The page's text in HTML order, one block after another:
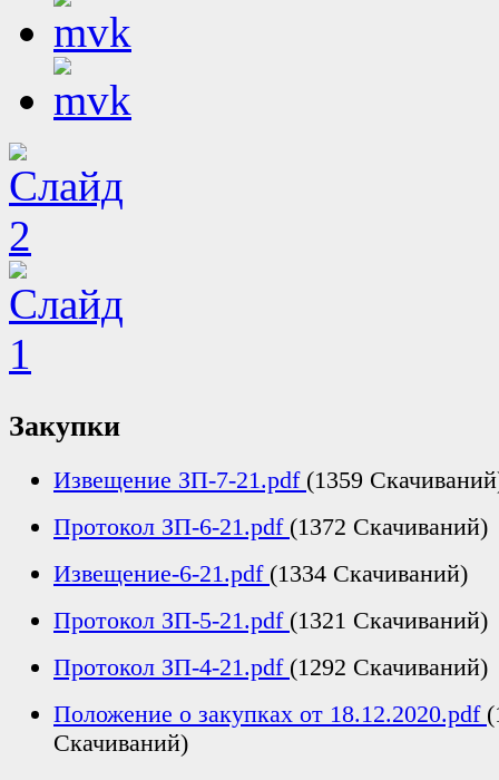
Закупки
Извещение ЗП-7-21.pdf (1359
Протокол ЗП-6-21.pdf (1372 Скачиваний)
Извещение-6-21.pdf (1334 Скачиваний)
Протокол ЗП-5-21.pdf (1321 Скачиваний)
Протокол ЗП-4-21.pdf (1292 Скачиваний)
Положение о закупках от 18.12.2020.pdf
Скачиваний)